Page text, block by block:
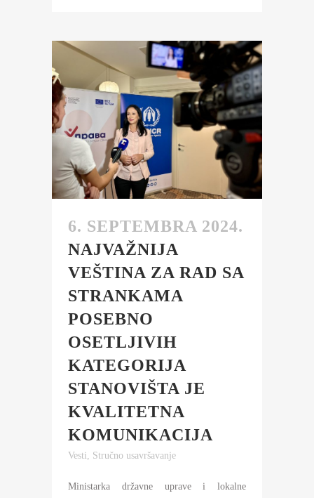
6. SEPTEMBRA 2024.
NAJVAŽNIJA
VEŠTINA ZA RAD SA
STRANKAMA
POSEBNO
OSETLJIVIH
KATEGORIJA
STANOVIŠTA JE
KVALITETNA
KOMUNIKACIJA
Vesti Stručno usavršavanje
Ministarka državne uprave i lokalne